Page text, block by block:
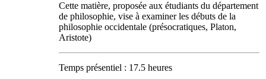
Cette matière, proposée aux étudiants du département
de philosophie, vise à examiner les débuts de la
philosophie occidentale (présocratiques, Platon,
Aristote)
Temps présentiel : 17.5 heures